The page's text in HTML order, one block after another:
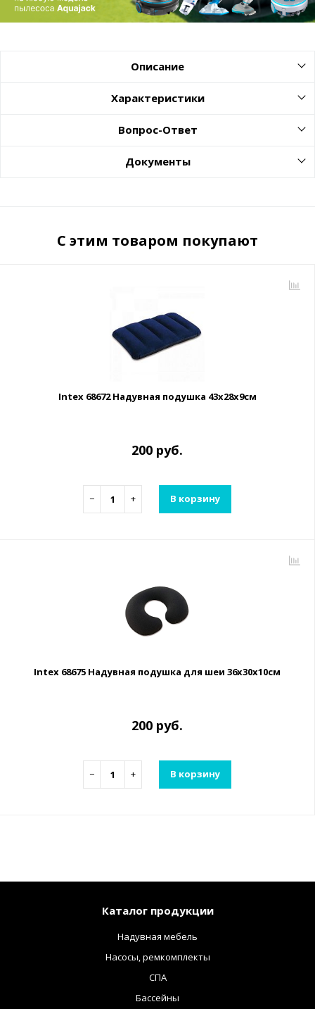
Описание
Характеристики
Вопрос-Ответ
Документы
С этим товаром покупают
Intex 68672 Надувная подушка 43х28х9см
200 руб.
− + В корзину
Intex 68675 Надувная подушка для шеи 36х30х10см
200 руб.
− + В корзину
Каталог продукции
Надувная мебель
Насосы, ремкомплекты
СПА
Бассейны